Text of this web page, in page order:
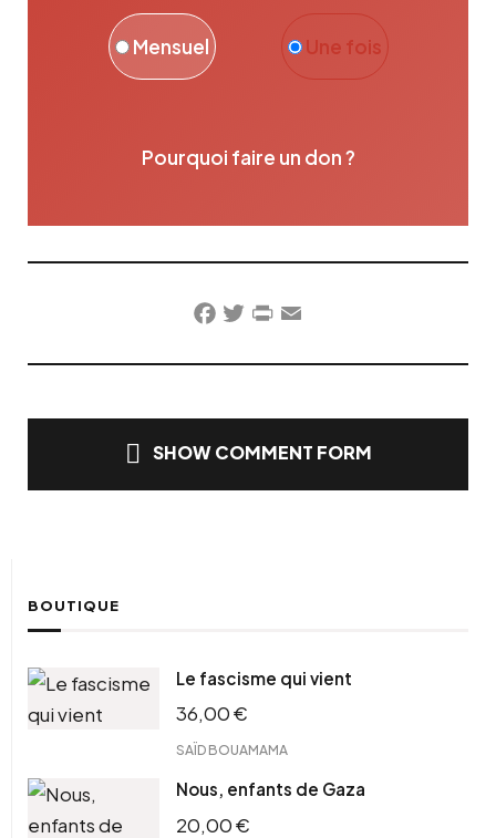
Une fois
Mensuel
Pourquoi faire un don ?
Facebook
TwitterPrintFriendly
Email
SHOW COMMENT FORM
BOUTIQUE
Le fascisme qui vient
36,00€
SAÏD BOUAMAMA
Nous, enfants de Gaza
20,00€